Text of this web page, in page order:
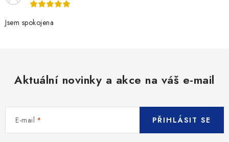
Jsem spokojena
Aktuální novinky a akce na váš e-mail
E-mail PŘIHLÁSIT SE